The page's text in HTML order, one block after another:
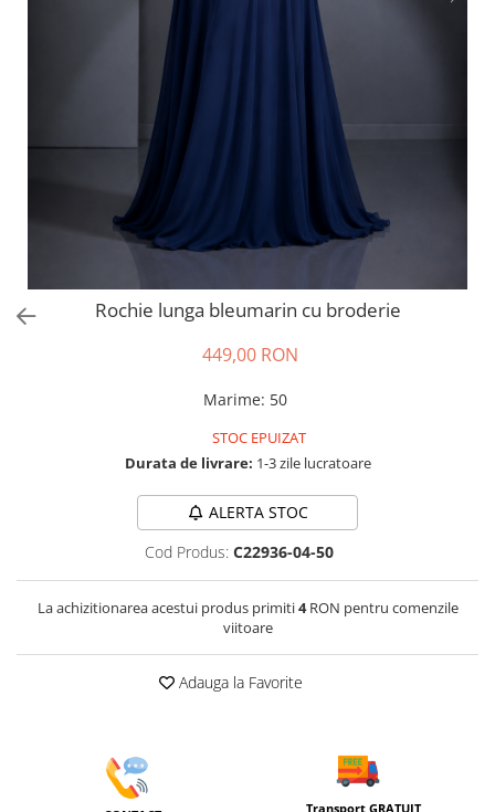
Rochii de eveniment
Rochie lunga bleumarin cu broderie
449,00 RON
Marime: 50
STOC EPUIZAT
Durata de livrare: 1-3 zile lucratoare
ALERTA STOC
Cod Produs: C22936-04-50
La achizitionarea acestui produs primiti4RON pentru comenzile
viitoare
Adauga la Favorite
Transport GRATUIT